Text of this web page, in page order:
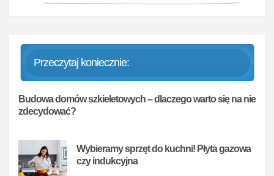
Przeczytaj koniecznie:
Budowa domów szkieletowych – dlaczego warto się na nie
zdecydować?
Wybieramy sprzęt do kuchni! Płyta gazowa
czy indukcyjna